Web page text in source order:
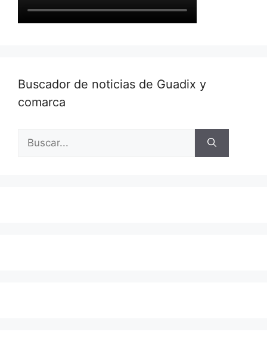
Buscador de noticias de Guadix y
comarca